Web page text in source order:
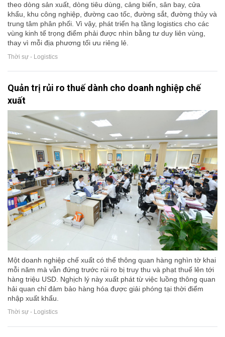
theo dòng sản xuất, dòng tiêu dùng, cảng biển, sân bay, cửa
khẩu, khu công nghiệp, đường cao tốc, đường sắt, đường thủy và
trung tâm phân phối. Vì vậy, phát triển hạ tầng logistics cho các
vùng kinh tế trọng điểm phải được nhìn bằng tư duy liên vùng,
thay vì mỗi địa phương tối ưu riêng lẻ.
Thời sự - Logistics
Quản trị rủi ro thuế dành cho doanh nghiệp chế
xuất
Một doanh nghiệp chế xuất có thể thông quan hàng nghìn tờ khai
mỗi năm mà vẫn đứng trước rủi ro bị truy thu và phạt thuế lên tới
hàng triệu USD. Nghịch lý này xuất phát từ việc luồng thông quan
hải quan chỉ đảm bảo hàng hóa được giải phóng tại thời điểm
nhập xuất khẩu.
Thời sự - Logistics